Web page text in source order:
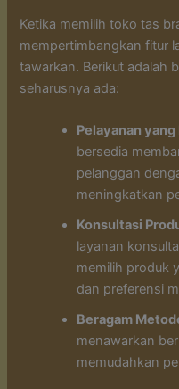
Ketika memilih toko tas
mempertimbangkan fitur
tawarkan. Berikut adalah
seharusnya ada:
Pelayanan
bersedia
pelanggan
meningkatkan
Konsultasi
layanan
memilih produk
dan preferensi
Beragam
menawarkan
memudahkan